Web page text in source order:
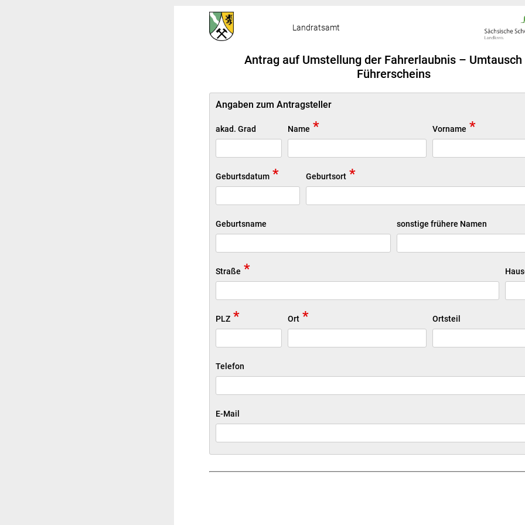
Landratsamt
Antrag auf Umstellung der Fahrerlaubnis – Umtausch
Führerscheins
Angaben zum Antragsteller
akad. Grad Name * Vorname *
Geburtsdatum * Geburtsort *
Geburtsname sonstige frühere Namen
Straße *
PLZ * Ort * Ortsteil
Telefon
E-Mail